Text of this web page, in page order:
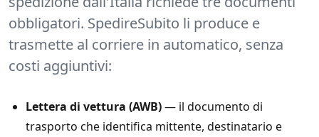
obbligatori. SpedireSubito li produce e
trasmette al corriere in automatico, senza
costi aggiuntivi:
Lettera di vettura (AWB)— il documento di
trasporto che identifica mittente, destinatario e